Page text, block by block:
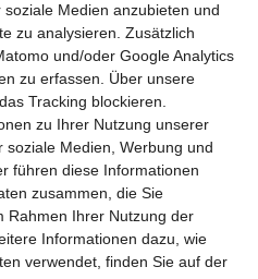
Medien anzubieten und
zu analysieren. Zusätzlich
und/oder Google Analytics
zu erfassen. Über unsere
Tracking blockieren.
zu Ihrer Nutzung unserer
Medien, Werbung und
führen diese Informationen
zusammen, die Sie
Rahmen Ihrer Nutzung der
Informationen dazu, wie
verwendet, finden Sie auf der
gefunden ....